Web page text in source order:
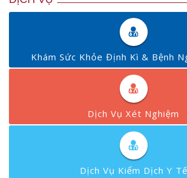
Khám Sức Khỏe Định Kì & Bệnh
Dịch Vụ Xét Nghiệm
Dịch Vụ Kiểm Dịch Y Tế